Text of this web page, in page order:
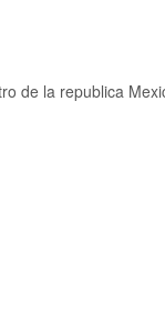
de la republica